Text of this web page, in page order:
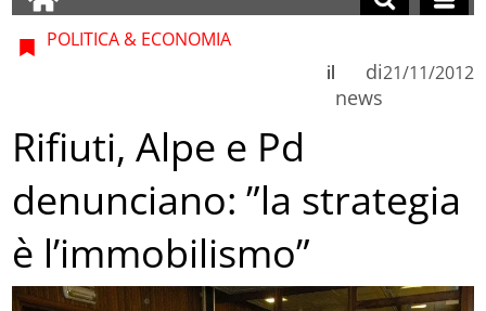
POLITICA & ECONOMIA
di
news
il 21/11/2012
Rifiuti, Alpe e Pd
denunciano: ”la strategia
è l’immobilismo”